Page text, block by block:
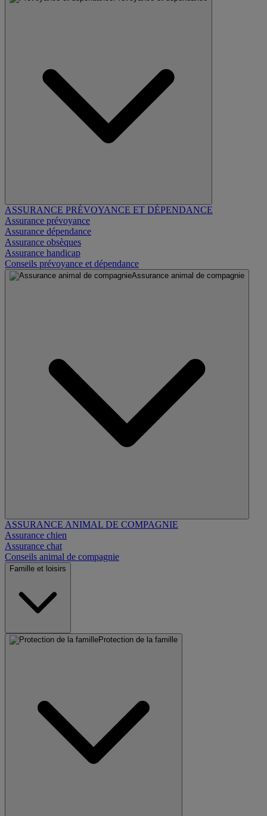
ASSURANCE PRÉVOYANCE ET DÉPENDANCE
Assurance prévoyance
Assurance dépendance
Assurance obsèques
Assurance handicap
Conseils prévoyance et dépendance
Assurance animal de compagnie
ASSURANCE ANIMAL DE COMPAGNIE
Assurance chien
Assurance chat
Conseils animal de compagnie
Famille et loisirs
Protection de la famille